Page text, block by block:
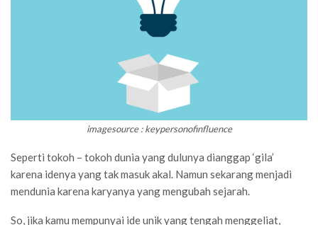
imagesource : keypersonofinfluence
Seperti tokoh – tokoh dunia yang dulunya dianggap ‘gila’
karena idenya yang tak masuk akal. Namun sekarang menjadi
mendunia karena karyanya yang mengubah sejarah.
So, jika kamu mempunyai ide unik yang tengah menggeliat,